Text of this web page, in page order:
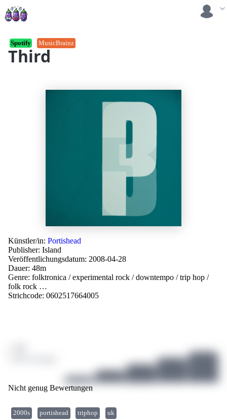
Third
Spotify MusicBrainz
Künstler/in: Portishead
Publisher: Island
Veröffentlichungsdatum: 2008-04-28
Dauer: 48m
Genre: folktronica /experimental rock /downtempo /trip hop /
folk rock …
Strichcode: 0602517664005
Nicht genug Bewertungen
2000s portishead triphop uk